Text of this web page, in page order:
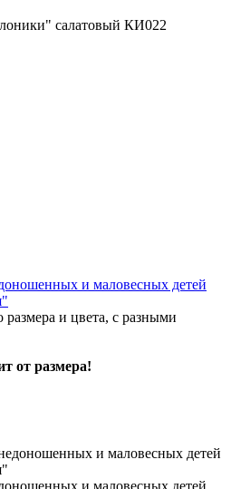
салатовый КИ022
и маловесных детей
и цвета, с разными
от размера!